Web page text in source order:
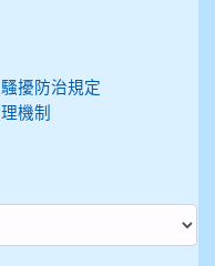
擾防治規定
機制